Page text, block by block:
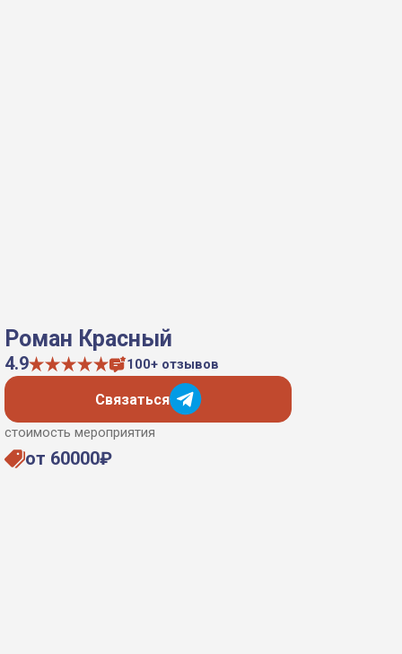
Роман Красный
4.9 100+ отзывов
Связаться
стоимость мероприятия
от 60000₽